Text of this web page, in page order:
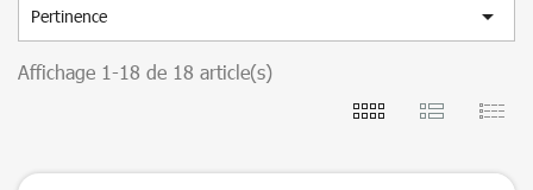
Pertinence 
Affichage 1-18 de 18 article(s)